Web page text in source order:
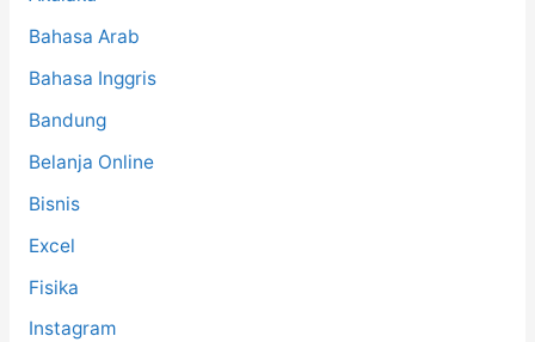
Bahasa Arab
Bahasa Inggris
Bandung
Belanja Online
Bisnis
Excel
Fisika
Instagram